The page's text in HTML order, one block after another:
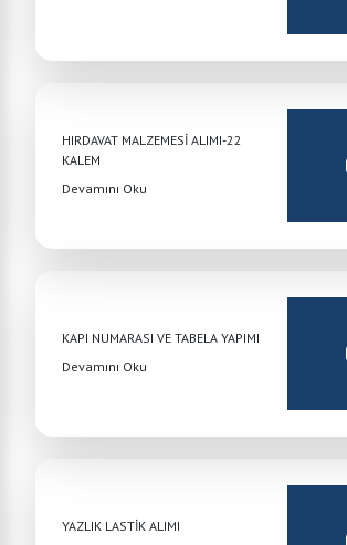
HIRDAVAT MALZEMESİ ALIMI-22
KALEM
Devamını Oku
KAPI NUMARASI VE TABELA YAPIMI
Devamını Oku
YAZLIK LASTİK ALIMI